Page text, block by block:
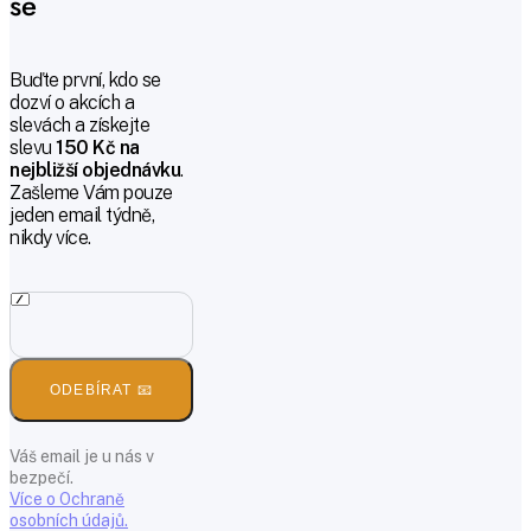
Buďte první, kdo se
dozví o akcích a
slevách a získejte
slevu150 Kč na
nejbližší objednávku.
Zašleme Vám pouze
jeden email týdně,
nikdy více.
ODEBÍRAT 📧
Váš email je u nás v
bezpečí.
Více o Ochraně
osobních údajů.